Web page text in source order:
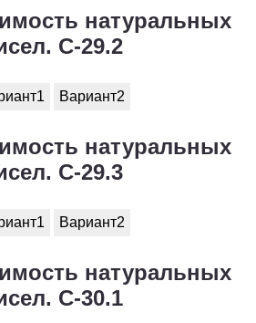
натуральных
С-29.2
Вариант2
натуральных
С-29.3
Вариант2
натуральных
С-30.1